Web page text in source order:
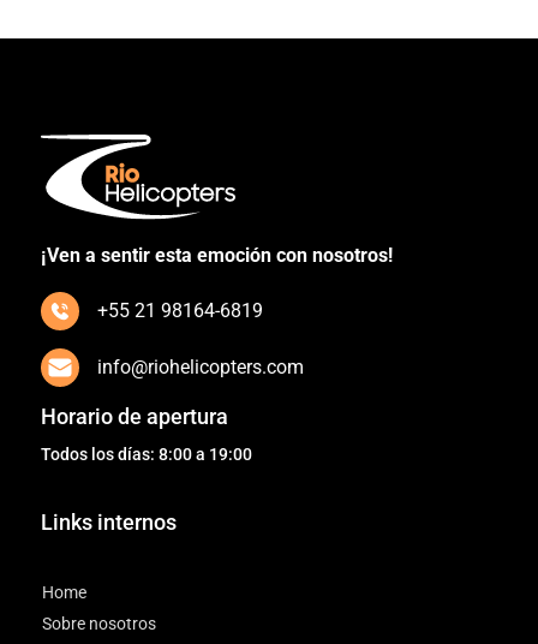
¡Ven a sentir esta emoción con nosotros!
+55 21 98164-6819
info@riohelicopters.com
Horario de apertura
Todos los días: 8:00 a 19:00
Links internos
Home
Sobre nosotros